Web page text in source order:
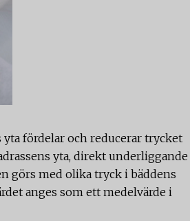
yta fördelar och reducerar trycket
yta, direkt underliggande
görs med olika tryck i bäddens
anges som ett medelvärde i